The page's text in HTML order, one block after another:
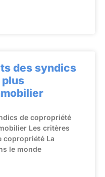
des syndics
de copropriété
Les critères
copropriété La
le monde